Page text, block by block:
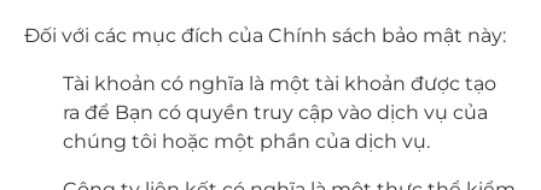
Đối với các mục đích của Chính sách bảo mật này:
Tài khoản có nghĩa là một tài khoản được tạo
ra để Bạn có quyền truy cập vào dịch vụ của
chúng tôi hoặc một phần của dịch vụ.